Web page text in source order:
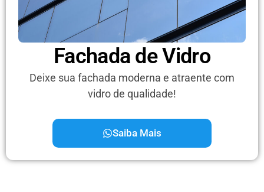
Fachada de Vidro
Deixe sua fachada moderna e atraente com
vidro de qualidade!
Saiba Mais